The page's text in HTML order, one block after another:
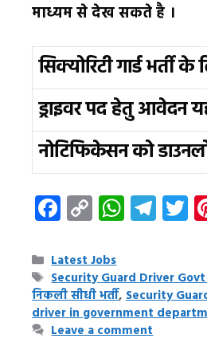
माध्यम से देख सकते है ।
सिक्योरिटी गार्ड
ड्राइवर पद हेतु आवेदन
नोटिफिकेसन को
F
ac
e
b
o
o
C
o
p
y
Li
n
W
h
s
A
p
T
el
gr
a
T
r
Categories
Latest Jobs
Tags
Security Guard Driver
निकली सीधी भर्ती, Security
driver in government
Leave a comment